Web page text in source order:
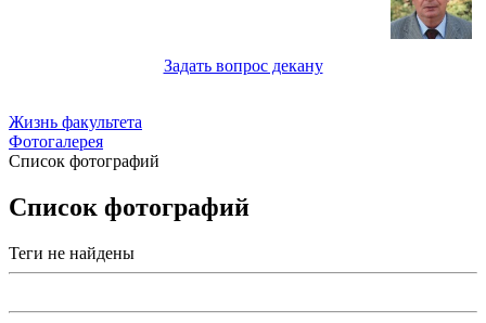
Задать вопрос декану
Жизнь факультета
Фотогалерея
Список фотографий
Список фотографий
Теги не найдены